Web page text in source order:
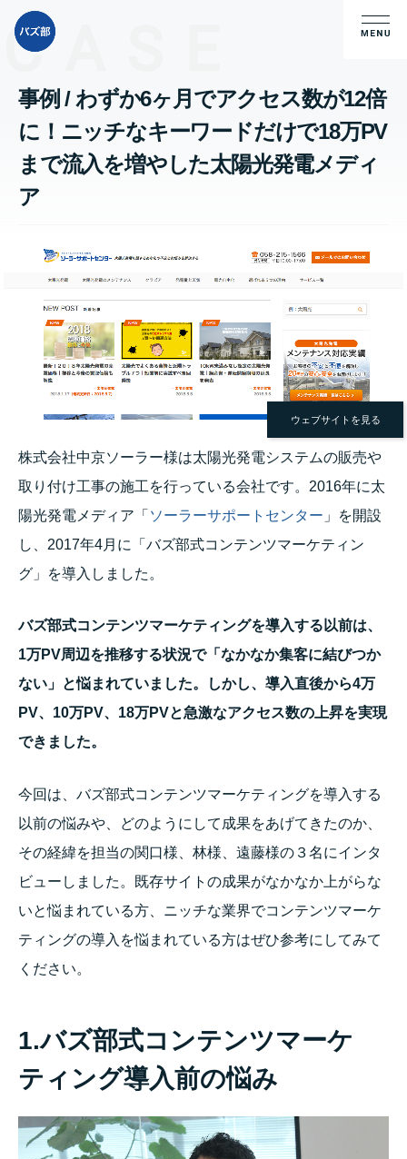
CASE
事例 / わずか6ヶ月でアクセス数が12倍
に！ニッチなキーワードだけで18万PV
まで流入を増やした太陽光発電メディ
ア
ウェブサイトを見る
株式会社中京ソーラー様は太陽光発電システムの販売や
取り付け工事の施工を行っている会社です。2016年に太
陽光発電メディア「 ソーラーサポートセンター 」を開設
し、2017年4月に「バズ部式コンテンツマーケティン
グ」を導入しました。
バズ部式コンテンツマーケティングを導入する以前は、
1万PV周辺を推移する状況で「なかなか集客に結びつか
ない」と悩まれていました。しかし、導入直後から4万
PV、10万PV、18万PVと急激なアクセス数の上昇を実現
できました。
今回は、バズ部式コンテンツマーケティングを導入する
以前の悩みや、どのようにして成果をあげてきたのか、
その経緯を担当の関口様、林様、遠藤様の３名にインタ
ビューしました。既存サイトの成果がなかなか上がらな
いと悩まれている方、ニッチな業界でコンテンツマーケ
ティングの導入を悩まれている方はぜひ参考にしてみて
ください。
1.バズ部式コンテンツマーケ
ティング導入前の悩み